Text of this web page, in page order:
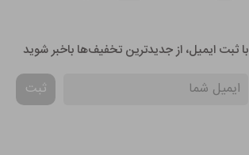
با ثبت ایمیل، از جدید‌ترین تخفیف‌ها با‌خبر شوید
ثبت